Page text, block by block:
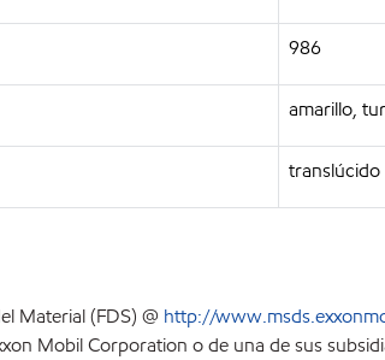
986
amarillo,
translúcido
Material (FDS) @ http://
Mobil Corporation o de una de sus